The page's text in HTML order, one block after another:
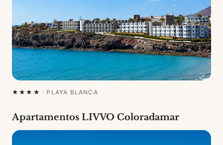
★★★★ · PLAYA BLANCA
Apartamentos LIVVO Coloradamar